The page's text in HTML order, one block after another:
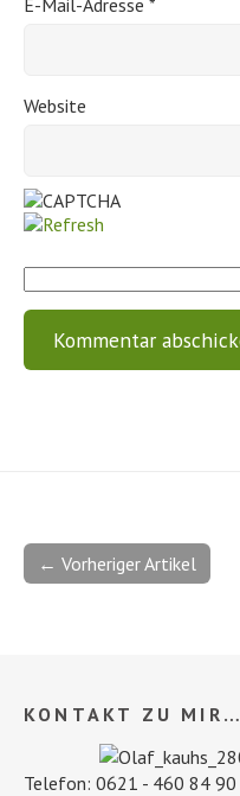
E-Mail-Adresse *
Website
← Vorheriger Artikel
KONTAKT ZU MIR…
Telefon: 0621 - 460 84 90